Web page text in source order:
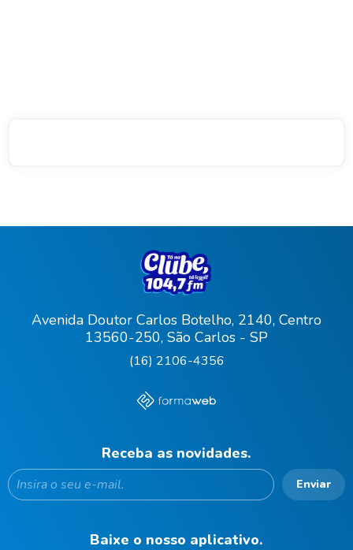
Avenida Doutor Carlos Botelho, 2140, Centro
13560-250, São Carlos - SP
(16) 2106-4356
Receba as novidades.
Enviar
Baixe o nosso aplicativo.